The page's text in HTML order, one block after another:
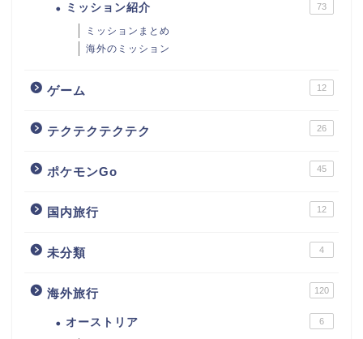
ミッション紹介 73
ミッションまとめ
海外のミッション
ゲーム 12
テクテクテクテク 26
ポケモンGo 45
国内旅行 12
未分類 4
海外旅行 120
オーストリア 6